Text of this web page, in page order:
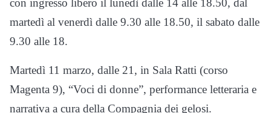
con ingresso libero il lunedì dalle 14 alle 18.50, dal
martedì al venerdì dalle 9.30 alle 18.50, il sabato dalle
9.30 alle 18.
Martedì 11 marzo, dalle 21, in Sala Ratti (corso
Magenta 9), “Voci di donne”, performance letteraria e
narrativa a cura della Compagnia dei gelosi.